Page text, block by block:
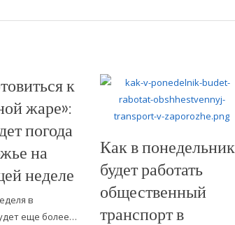
к
жаре»:
погода
на
неделе
в
еще более…
Как в понедельник
будет работать
общественный
транспорт в